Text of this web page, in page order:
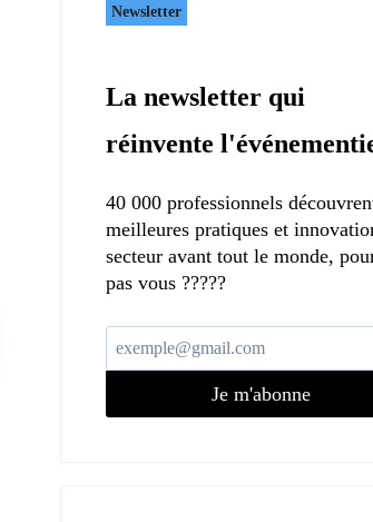
Newsletter
La newsletter qui
réinvente
40 000 professionnels
meilleures pratiques et
secteur avant tout le monde,
pas vous ?????
Je m'abonne